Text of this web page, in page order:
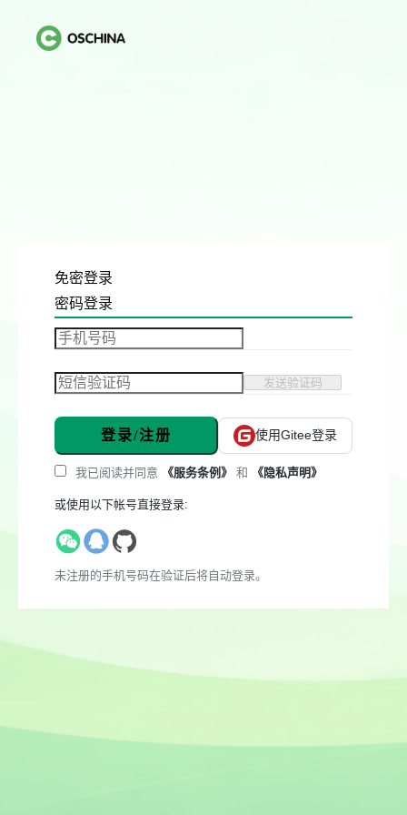
免密登录
密码登录
发送验证码
登录/注册 使用Gitee登录
我已阅读并同意 《服务条例》 和 《隐私声明》
或使用以下帐号直接登录:
未注册的手机号码在验证后将自动登录。